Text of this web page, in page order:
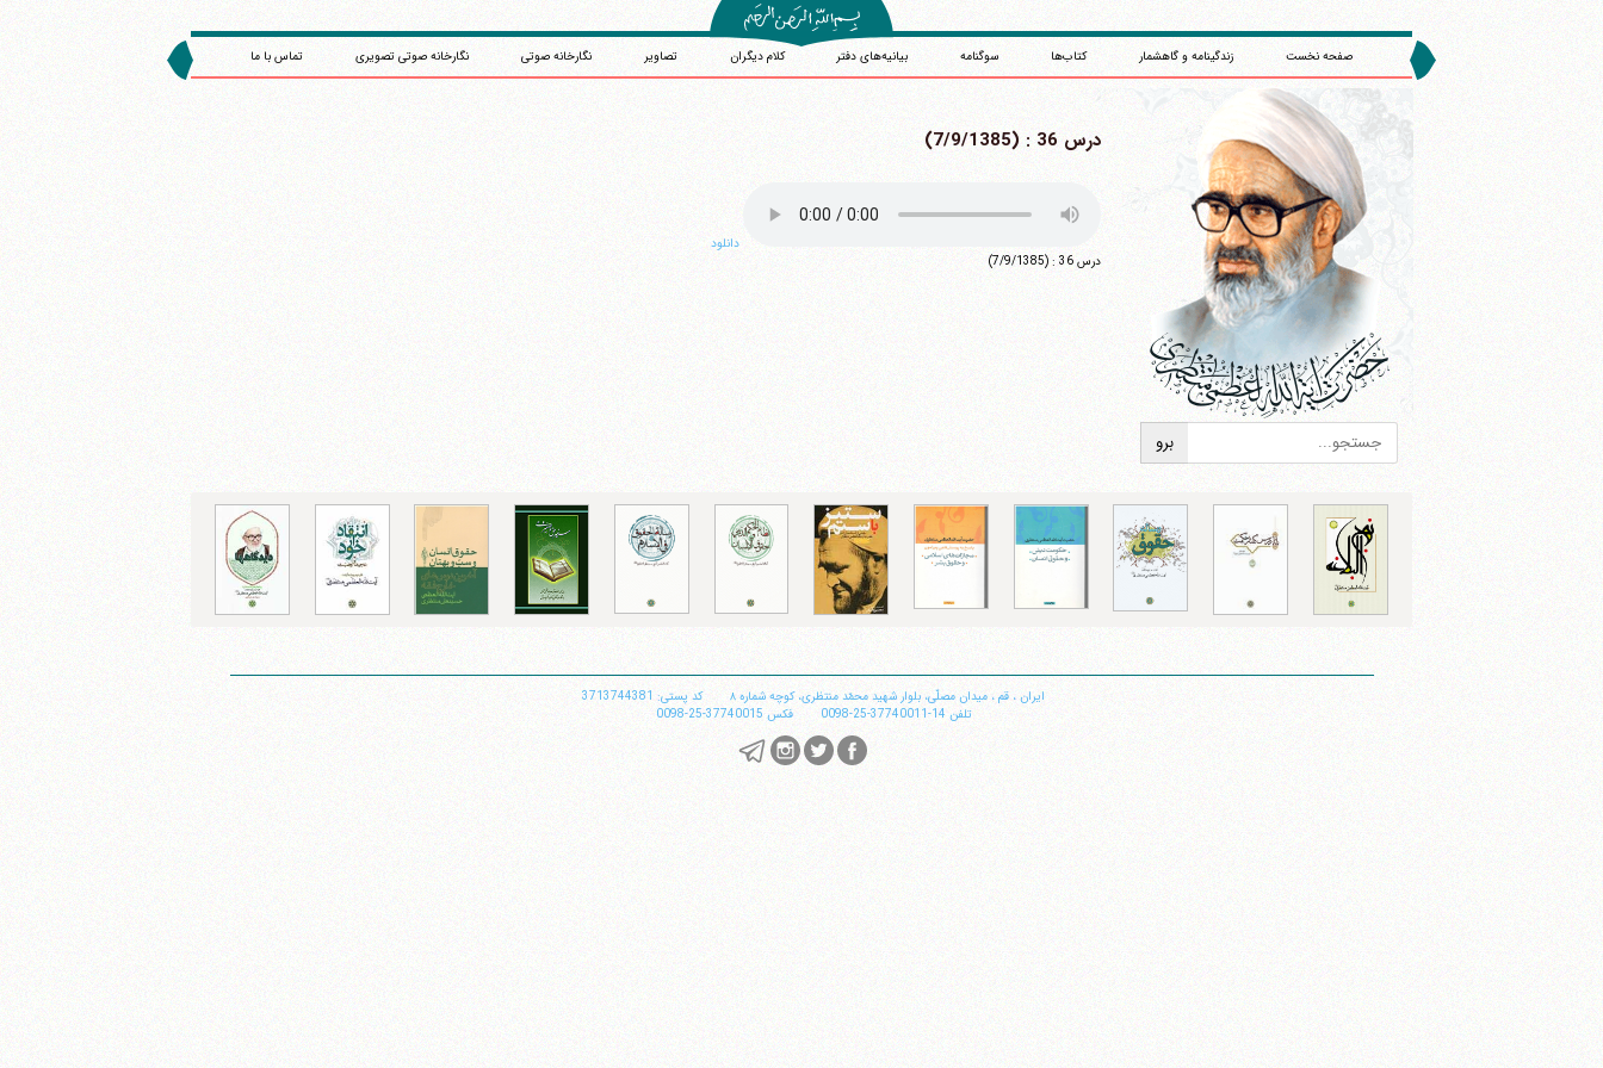
صفحه نخست زندگینامه و گاهشمار کتاب‌ها سوگنامه بیانیه‌های دفتر کلام دیگران تصاویر نگارخانه صوتی نگارخانه صوتی تصویری تماس با ما
درس 36 : (7/9/1385)
دانلود
درس 36 : (7/9/1385)
ایران ، قم ، میدان مصلّی، بلوار شهید محمّد منتظری، كوچه شماره ٨
کد پستی: 3713744381
تلفن 14-37740011-25-0098 فکس 37740015-25-0098
فکس37740015-25-98+